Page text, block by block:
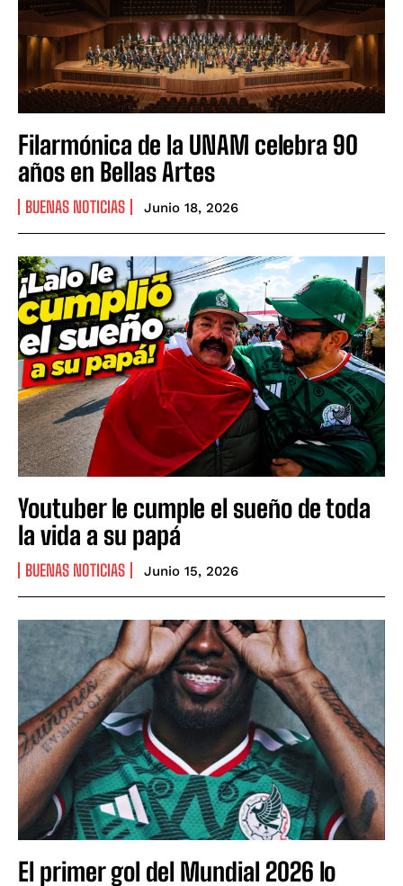
Filarmónica de la UNAM celebra 90
años en Bellas Artes
BUENAS NOTICIAS Junio 18, 2026
Youtuber le cumple el sueño de toda
la vida a su papá
BUENAS NOTICIAS Junio 15, 2026
El primer gol del Mundial 2026 lo